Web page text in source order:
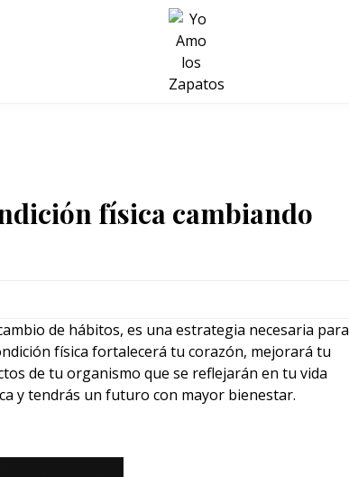
SALUD
física cambiando
de hábitos, es una estrategia necesaria para
física fortalecerá tu corazón, mejorará tu
de tu organismo que se reflejarán en tu vida
y tendrás un futuro con mayor bienestar.